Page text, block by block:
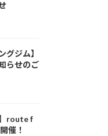
グジム】
らせのご
】route f
催！